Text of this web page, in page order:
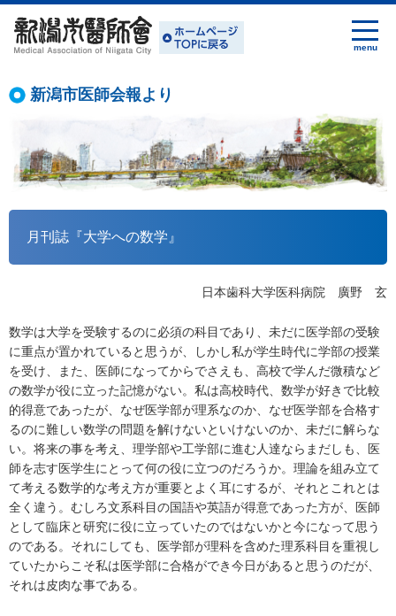
新潟市医師会報より
月刊誌『大学への数学』
日本歯科大学医科病院 廣野 玄
数学は大学を受験するのに必須の科目であり、未だに医学部の受験
に重点が置かれていると思うが、しかし私が学生時代に学部の授業
を受け、また、医師になってからでさえも、高校で学んだ微積など
の数学が役に立った記憶がない。私は高校時代、数学が好きで比較
的得意であったが、なぜ医学部が理系なのか、なぜ医学部を合格す
るのに難しい数学の問題を解けないといけないのか、未だに解らな
い。将来の事を考え、理学部や工学部に進む人達ならまだしも、医
師を志す医学生にとって何の役に立つのだろうか。理論を組み立て
て考える数学的な考え方が重要とよく耳にするが、それとこれとは
全く違う。むしろ文系科目の国語や英語が得意であった方が、医師
として臨床と研究に役に立っていたのではないかと今になって思う
のである。それにしても、医学部が理科を含めた理系科目を重視し
ていたからこそ私は医学部に合格ができ今日があると思うのだが、
それは皮肉な事である。